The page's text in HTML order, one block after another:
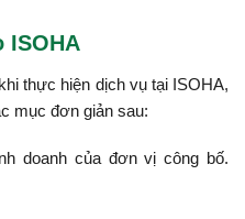
ISOHA
thực hiện dịch vụ tại ISOHA,
mục đơn giản sau:
doanh của đơn vị công bố.